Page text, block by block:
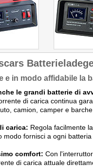
e in modo affidabile la
le grandi batterie di
di carica continua
camion, camper e
carica: Regola facilmente
modo fornisci a ogni
comfort: Con
di carica attuale